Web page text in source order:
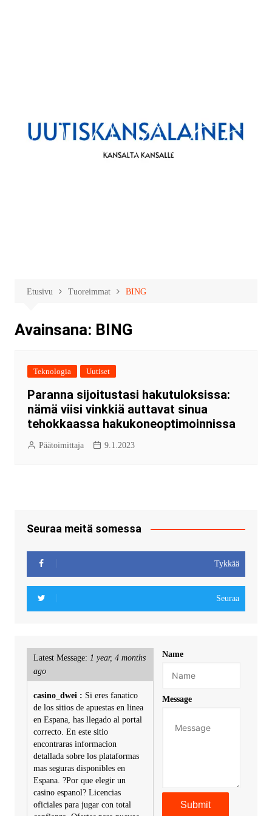
Etusivu Tuoreimmat BING
Avainsana: BING
Teknologia Uutiset
Paranna sijoitustasi hakutuloksissa:
nämä viisi vinkkiä auttavat sinua
tehokkaassa hakukoneoptimoinnissa
Päätoimittaja 9.1.2023
Seuraa meitä somessa
Tykkää
Seuraa
Latest Message: 1 year, 4 months
ago
casino_dwei : Si eres fanatico
de los sitios de apuestas en linea
en Espana, has llegado al portal
correcto. En este sitio
encontraras informacion
detallada sobre los plataformas
mas seguras disponibles en
Espana. ?Por que elegir un
casino espanol? Licencias
oficiales para jugar con total
Name
Message